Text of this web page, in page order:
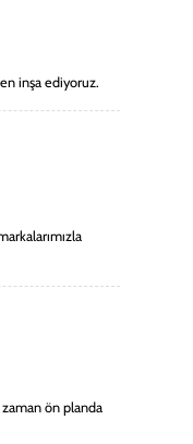
inşa ediyoruz.
ön planda